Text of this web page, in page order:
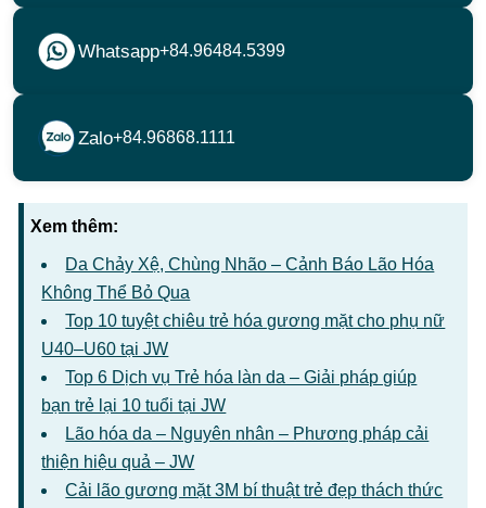
Whatsapp+84.96484.5399
Zalo+84.96868.1111
Xem thêm:
Da Chảy Xệ, Chùng Nhão – Cảnh Báo Lão Hóa
Không Thể Bỏ Qua
Top 10 tuyệt chiêu trẻ hóa gương mặt cho phụ nữ
U40–U60 tại JW
Top 6 Dịch vụ Trẻ hóa làn da – Giải pháp giúp
bạn trẻ lại 10 tuổi tại JW
Lão hóa da – Nguyên nhân – Phương pháp cải
thiện hiệu quả – JW
Cải lão gương mặt 3M bí thuật trẻ đẹp thách thức